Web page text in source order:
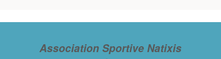
Association Sportive Natixis